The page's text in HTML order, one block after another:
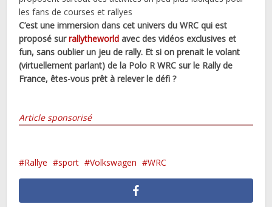
les fans de courses et rallyes
C’est une immersion dans cet univers du WRC qui est
proposé surrallytheworld avec des vidéos exclusives et
fun, sans oublier un jeu de rally. Et si on prenait le volant
(virtuellement parlant) de la Polo R WRC sur le Rally de
France, êtes-vous prêt à relever le défi ?
Article sponsorisé
Rallye sport Volkswagen WRC